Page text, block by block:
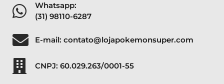
Whatsapp:
(31) 98110-6287
E-mail: contato@lojapokemonsuper.com
CNPJ: 60.029.263/0001-55